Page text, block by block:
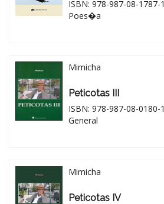
ISBN: 978-987-08-1787-1
Poes�a
Mimicha
Peticotas III
ISBN: 978-987-08-0180-1
General
Mimicha
Peticotas IV